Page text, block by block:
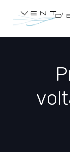
content